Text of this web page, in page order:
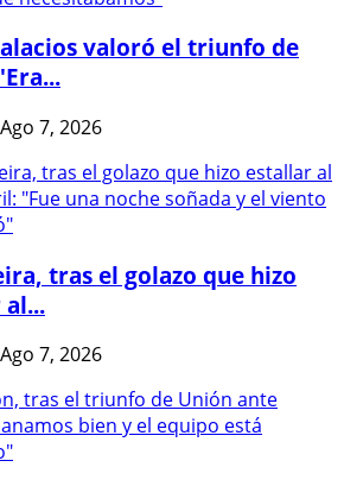
valoró el triunfo de
Ago 7, 2026
tras el golazo que hizo
Ago 7, 2026